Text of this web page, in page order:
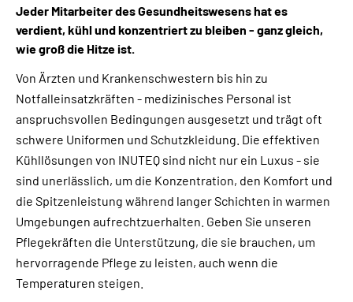
Jeder Mitarbeiter des Gesundheitswesens hat es
verdient, kühl und konzentriert zu bleiben - ganz gleich,
wie groß die Hitze ist.
Von Ärzten und Krankenschwestern bis hin zu
Notfalleinsatzkräften - medizinisches Personal ist
anspruchsvollen Bedingungen ausgesetzt und trägt oft
schwere Uniformen und Schutzkleidung. Die effektiven
Kühllösungen von INUTEQ sind nicht nur ein Luxus - sie
sind unerlässlich, um die Konzentration, den Komfort und
die Spitzenleistung während langer Schichten in warmen
Umgebungen aufrechtzuerhalten. Geben Sie unseren
Pflegekräften die Unterstützung, die sie brauchen, um
hervorragende Pflege zu leisten, auch wenn die
Temperaturen steigen.